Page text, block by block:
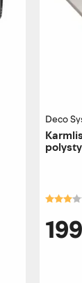
Deco
199